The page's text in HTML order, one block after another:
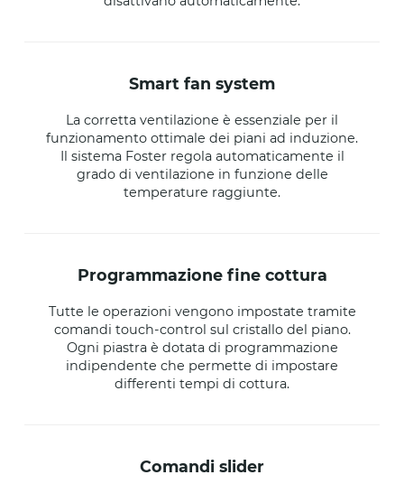
smart fan system
La corretta ventilazione è essenziale per il
funzionamento ottimale dei piani ad induzione.
Il sistema Foster regola automaticamente il
grado di ventilazione in funzione delle
temperature raggiunte.
programmazione fine cottura
Tutte le operazioni vengono impostate tramite
comandi touch-control sul cristallo del piano.
Ogni piastra è dotata di programmazione
indipendente che permette di impostare
differenti tempi di cottura.
comandi slider